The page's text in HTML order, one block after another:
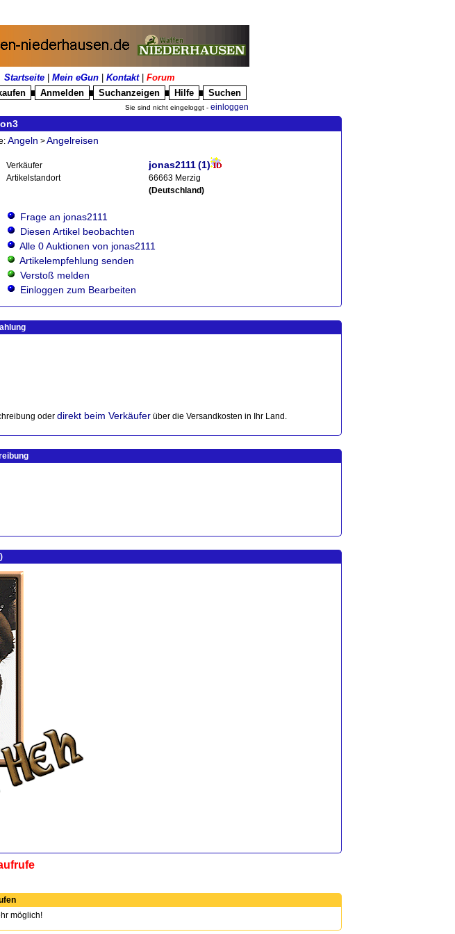
Startseite Mein eGun Kontakt| Forum
Anmelden Suchanzeigen Hilfe Suchen
Sie sind nicht eingeloggt - einloggen
Angeln >Angelreisen
Verkäufer jonas2111(1)
Artikelstandort
66663 Merzig
(Deutschland)
Frage an jonas2111
Diesen Artikel beobachten
Alle 0 Auktionen von jonas2111
Artikelempfehlung senden
Verstoß melden
Einloggen zum Bearbeiten
oder direkt beim Verkäufer über die Versandkosten in Ihr Land.
möglich!